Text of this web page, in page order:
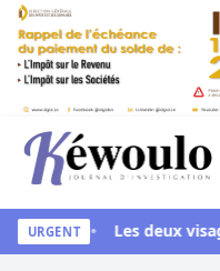
Aller au contenu
Kéwoulo, le premier
URGENT
blanchi Les deux